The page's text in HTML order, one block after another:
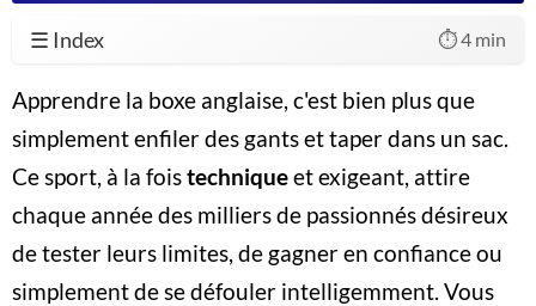
☰ Index ⏱️ 4 min
Apprendre la boxe anglaise, c'est bien plus que
simplement enfiler des gants et taper dans un sac.
Ce sport, à la foistechniqueet exigeant, attire
chaque année des milliers de passionnés désireux
de tester leurs limites, de gagner en confiance ou
simplement de se défouler intelligemment. Vous